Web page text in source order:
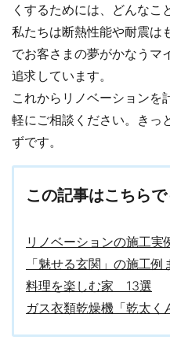
くするためには、どんなこ
私たちは断熱性能や耐震は
でお客さまの夢がかなうマ
追求しています。
これからリノベーションを
軽にご相談ください。きっ
ずです。
この記事はこちら
リノベーションの施工実
「魅せる玄関」の施工例
料理を楽しむ家 13選
ガス衣類乾燥機「乾太